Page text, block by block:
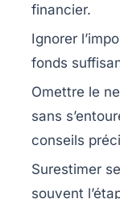
financier.
Ignorer
fonds
Omettre le
sans
conseils
Surestimer
souvent